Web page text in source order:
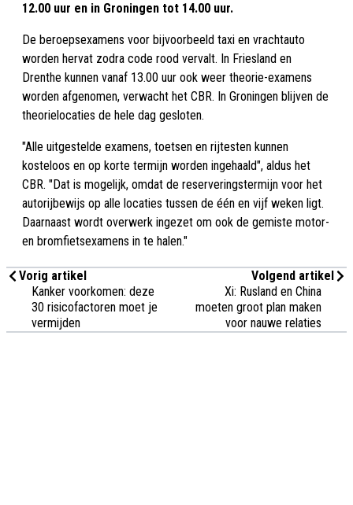
12.00 uur en in Groningen tot 14.00 uur.
De beroepsexamens voor bijvoorbeeld taxi en vrachtauto
worden hervat zodra code rood vervalt. In Friesland en
Drenthe kunnen vanaf 13.00 uur ook weer theorie-examens
worden afgenomen, verwacht het CBR. In Groningen blijven de
theorielocaties de hele dag gesloten.
"Alle uitgestelde examens, toetsen en rijtesten kunnen
kosteloos en op korte termijn worden ingehaald", aldus het
CBR. "Dat is mogelijk, omdat de reserveringstermijn voor het
autorijbewijs op alle locaties tussen de één en vijf weken ligt.
Daarnaast wordt overwerk ingezet om ook de gemiste motor-
en bromfietsexamens in te halen."
Vorig artikel
Kanker voorkomen: deze
30 risicofactoren moet je
vermijden
Volgend artikel
Xi: Rusland en China
moeten groot plan maken
voor nauwe relaties